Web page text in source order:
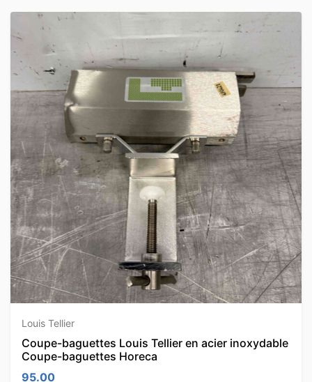
Louis Tellier
Coupe-baguettes Louis Tellier en acier inoxydable
Coupe-baguettes Horeca
95.00